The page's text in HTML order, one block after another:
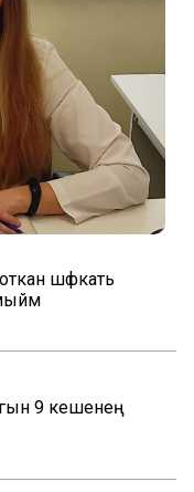
шәфкать
9 кешенең